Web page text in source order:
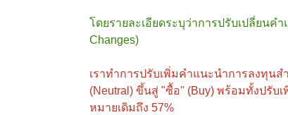
โดยรายละเอียดระบุว่าการปรับเปลี่ยนค
Changes)
เราทำการปรับเพิ่มคำแนะนำการลงทุนส
(Neutral) ขึ้นสู่ "ซื้อ" (Buy) พร้อมทั้งปรับ
หมายเดิมถึง 57%